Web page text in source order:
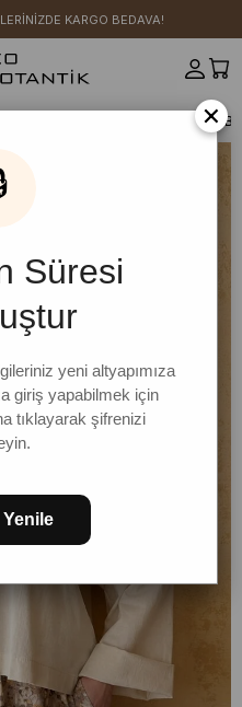
KARGO BEDAVA!
Krem Organik Keten V Yaka
×
Süresi
yeni altyapımıza
giriş yapabilmek için
tıklayarak şifrenizi